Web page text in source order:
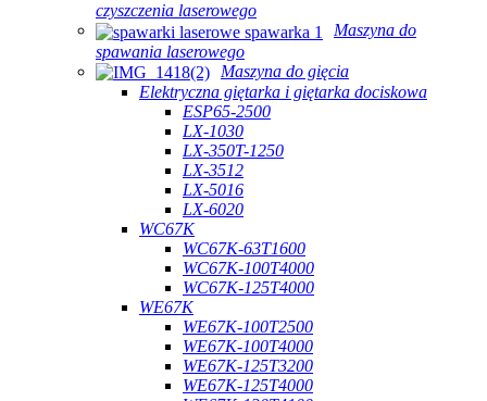
czyszczenia laserowego
Maszyna do
spawania laserowego
Maszyna do gięcia
Elektryczna giętarka i giętarka dociskowa
ESP65-2500
LX-1030
LX-350T-1250
LX-3512
LX-5016
LX-6020
WC67K
WC67K-63T1600
WC67K-100T4000
WC67K-125T4000
WE67K
WE67K-100T2500
WE67K-100T4000
WE67K-125T3200
WE67K-125T4000